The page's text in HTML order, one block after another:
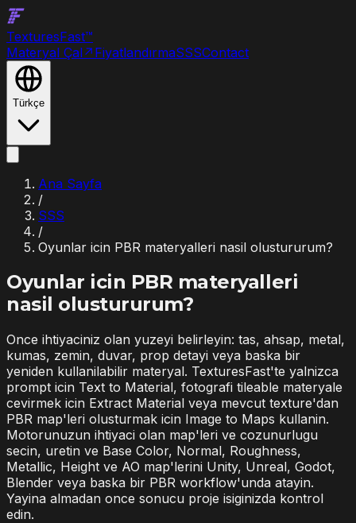
TexturesFast™
Materyal Çal↗ FiyatlandırmaSSSContact
Türkçe
Ana Sayfa
/
SSS
/
Oyunlar icin PBR materyalleri nasil olustururum?
Oyunlar icin PBR materyalleri
nasil olustururum?
Once ihtiyaciniz olan yuzeyi belirleyin: tas, ahsap, metal,
kumas, zemin, duvar, prop detayi veya baska bir
yeniden kullanilabilir materyal. TexturesFast'te yalnizca
prompt icin Text to Material, fotografi tileable materyale
cevirmek icin Extract Material veya mevcut texture'dan
PBR map'leri olusturmak icin Image to Maps kullanin.
Motorunuzun ihtiyaci olan map'leri ve cozunurlugu
secin, uretin ve Base Color, Normal, Roughness,
Metallic, Height ve AO map'lerini Unity, Unreal, Godot,
Blender veya baska bir PBR workflow'unda atayin.
Yayina almadan once sonucu proje isiginizda kontrol
edin.